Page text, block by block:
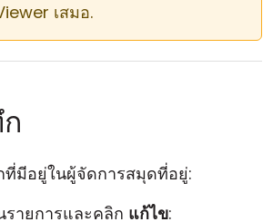
เสมอ.
มีอยู่ในผู้จัดการสมุดที่อยู่:
รายการและคลิก แก้ไข: